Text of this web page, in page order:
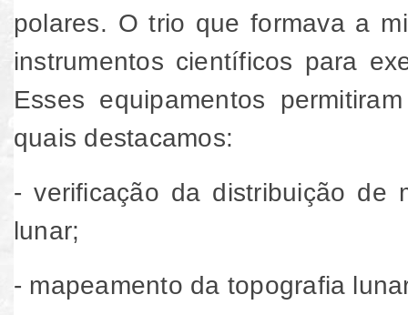
polares. O trio que formava a
instrumentos científicos para
Esses equipamentos
quais destacamos:
- verificação da distribuição de
lunar;
- mapeamento da topografia